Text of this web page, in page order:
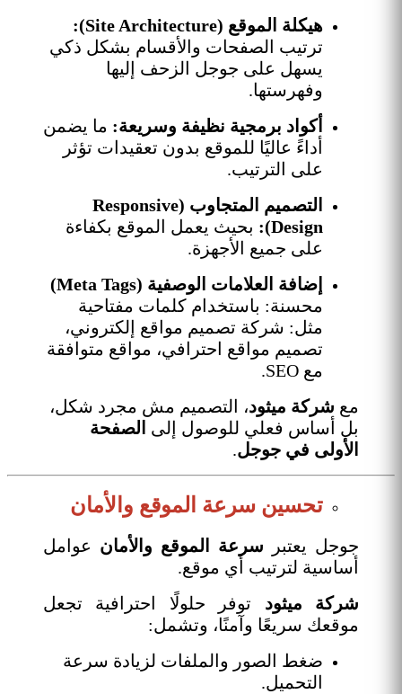
هيكلة الموقع (Site Architecture):
ترتيب الصفحات والأقسام بشكل ذكي
يسهل على جوجل الزحف إليها
وفهرستها.
أكواد برمجية نظيفة وسريعة: ما يضمن
أداءً عاليًا للموقع بدون تعقيدات تؤثر
على الترتيب.
التصميم المتجاوب (Responsive
Design):
بحيث يعمل الموقع بكفاءة
على جميع الأجهزة.
إضافة العلامات الوصفية (Meta Tags)
محسنة: باستخدام كلمات مفتاحية
مثل: شركة تصميم مواقع إلكتروني،
تصميم مواقع احترافي، مواقع متوافقة
مع SEO.
مع شركة ميثود، التصميم مش مجرد شكل،
بل أساس فعلي للوصول إلى الصفحة
الأولى في جوجل.
تحسين سرعة الموقع والأمان
جوجل يعتبر سرعة الموقع والأمان عوامل
أساسية لترتيب أي موقع.
شركة ميثود توفر حلولًا احترافية تجعل
موقعك سريعًا وآمنًا، وتشمل:
ضغط الصور والملفات لزيادة سرعة
التحميل.